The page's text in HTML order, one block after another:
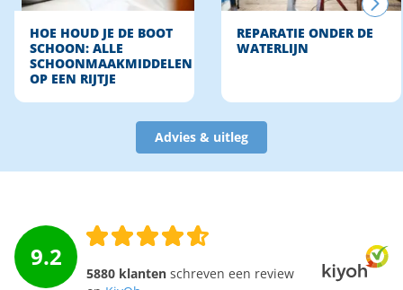
HOE HOUD JE DE BOOT
SCHOON: ALLE
SCHOONMAAKMIDDELEN
OP EEN RIJTJE
REPARATIE ONDER DE
WATERLIJN
Advies & uitleg
9.2
5880 klanten schreven een review